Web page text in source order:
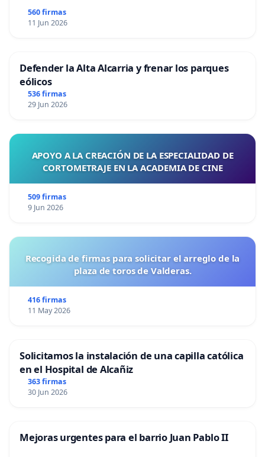
560 firmas
11 Jun 2026
Defender la Alta Alcarria y frenar los parques
eólicos
536 firmas
29 Jun 2026
APOYO A LA CREACIÓN DE LA ESPECIALIDAD DE
CORTOMETRAJE EN LA ACADEMIA DE CINE
509 firmas
9 Jun 2026
Recogida de firmas para solicitar el arreglo de la
plaza de toros de Valderas.
416 firmas
11 May 2026
Solicitamos la instalación de una capilla católica
en el Hospital de Alcañiz
363 firmas
30 Jun 2026
Mejoras urgentes para el barrio Juan Pablo II